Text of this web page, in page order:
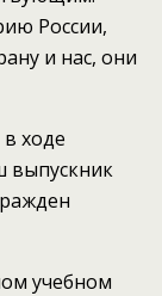
России,
и нас, они
ходе
выпускник
учебном